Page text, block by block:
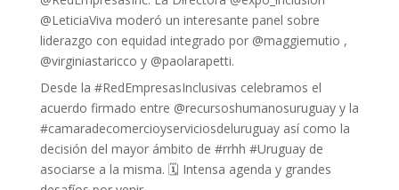
@LeticiaViva moderó un interesante panel sobre
liderazgo con equidad integrado por @maggiemutio ,
@virginiastaricco y @paolarapetti.
Desde la #RedEmpresasInclusivas celebramos el
acuerdo firmado entre @recursoshumanosuruguay y la
#camaradecomercioyserviciosdeluruguay así como la
decisión del mayor ámbito de #rrhh #Uruguay de
asociarse a la misma. 🗓 Intensa agenda y grandes